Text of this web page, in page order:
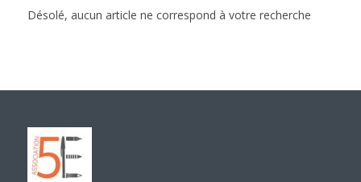
Désolé, aucun article ne correspond à votre recherche